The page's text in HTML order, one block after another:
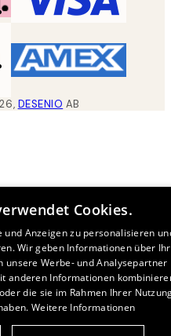
, DESENIO AB
Cookies.
Anzeigen zu personalisieren
Wir geben Informationen über
unsere Werbe- und Analysepartner
anderen Informationen
die sie im Rahmen Ihrer
Weitere Informationen